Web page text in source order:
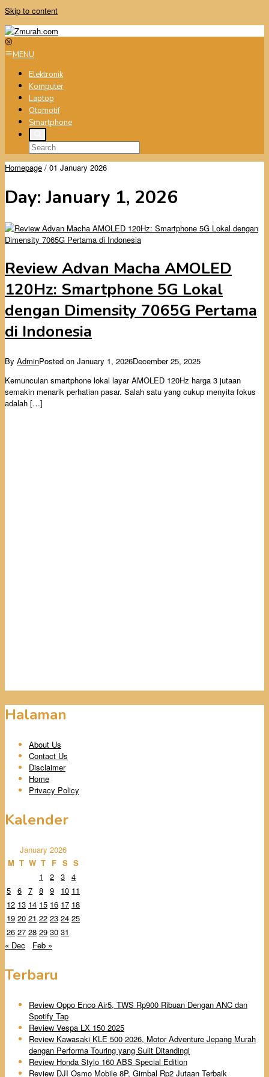
Skip to content
MENU
Elektronik
Komputer
Laptop
Otomotif
Smartphone
Homepage / 01 January 2026
Day: January 1, 2026
Review Advan Macha AMOLED
120Hz: Smartphone 5G Lokal
dengan Dimensity 7065G Pertama
di Indonesia
By AdminPosted on January 1, 2026December 25, 2025
Kemunculan smartphone lokal layar AMOLED 120Hz harga 3 jutaan
semakin menarik perhatian pasar. Salah satu yang cukup menyita fokus
adalah […]
Halaman
About Us
Contact Us
Disclaimer
Home
Privacy Policy
Kalender
January 2026
M T W T F S S
1
2 3 4
5 6 7 8 9 10 11
12 13 14 15 16 17 18
19 20 21 22 23 24 25
26 27 28 29 30 31
« Dec
Feb »
Terbaru
Review Oppo Enco Air5, TWS Rp900 Ribuan Dengan ANC dan
Spotify Tap
Review Vespa LX 150 2025
Review Kawasaki KLE 500 2026, Motor Adventure Jepang Murah
dengan Performa Touring yang Sulit Ditandingi
Review Honda Stylo 160 ABS Special Edition
Review DJI Osmo Mobile 8P, Gimbal Rp2 Jutaan Terbaik